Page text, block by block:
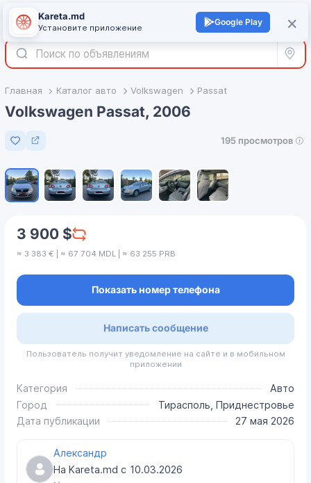
Войти +
Все
Главная Каталог авто Volkswagen Passat
Volkswagen Passat, 2006
Добавить в избранное
195 просмотров
3 900 $
≈ 3 383 € | ≈ 67 704 MDL | ≈ 63 255 PRB
Показать номер телефона
Написать сообщение
Пользователь получит уведомление на сайте и в мобильном
приложении
Категория
Авто
Город
Тирасполь, Приднестровье
Дата публикации
27 мая 2026
Александр
На Kareta.md с 10.03.2026
×
Kareta.md
Установите приложение
Google Play